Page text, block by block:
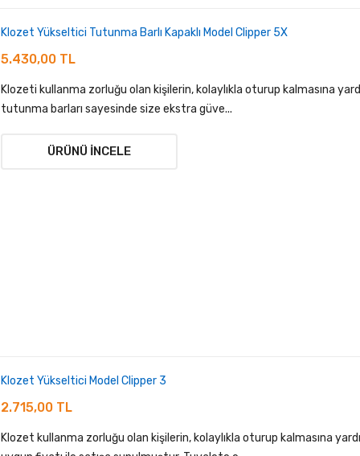
Klozet Yükseltici Tutunma Barlı Kapaklı Model Clipper 5X
5.430,00 TL
Klozeti kullanma zorluğu olan kişilerin, kolaylıkla oturup kalmasına
tutunma barları sayesinde size ekstra güve...
ÜRÜNÜ İNCELE
Klozet Yükseltici Model Clipper 3
2.715,00 TL
Klozet kullanma zorluğu olan kişilerin, kolaylıkla oturup kalmasına